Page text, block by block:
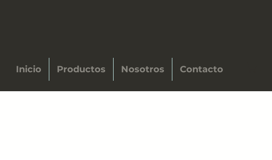
Inicio Productos Nosotros Contacto